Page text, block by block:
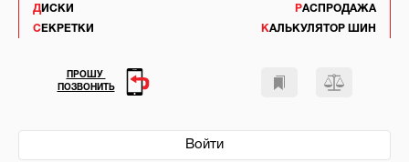
ДИСКИ
СЕКРЕТКИ
РАСПРОДАЖА
КАЛЬКУЛЯТОР ШИН
Войти
ПРОШУ
ПОЗВОНИТЬ